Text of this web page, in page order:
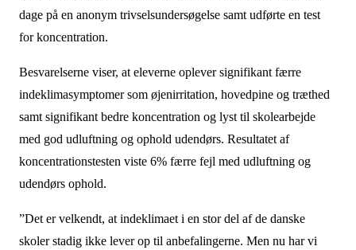
dage på en anonym trivselsundersøgelse samt udførte en test
for koncentration.
Besvarelserne viser, at eleverne oplever signifikant færre
indeklimasymptomer som øjenirritation, hovedpine og træthed
samt signifikant bedre koncentration og lyst til skolearbejde
med god udluftning og ophold udendørs. Resultatet af
koncentrationstesten viste 6% færre fejl med udluftning og
udendørs ophold.
”Det er velkendt, at indeklimaet i en stor del af de danske
skoler stadig ikke lever op til anbefalingerne. Men nu har vi